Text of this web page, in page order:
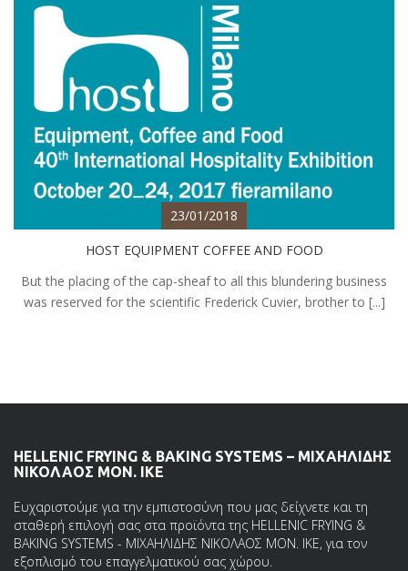
23/01/2018
HOST EQUIPMENT COFFEE AND FOOD
But the placing of the cap-sheaf to all this blundering business
was reserved for the scientific Frederick Cuvier, brother to [...]
HELLENIC FRYING & BAKING SYSTEMS – ΜΙΧΑΗΛΙΔΗΣ
ΝΙΚΟΛΑΟΣ ΜΟΝ. ΙΚΕ
Ευχαριστούμε για την εμπιστοσύνη που μας δείχνετε και τη
σταθερή επιλογή σας στα προϊόντα της HELLENIC FRYING &
BAKING SYSTEMS - ΜΙΧΑΗΛΙΔΗΣ ΝΙΚΟΛΑΟΣ ΜΟΝ. ΙΚΕ, για τον
εξοπλισμό του επαγγελματικού σας χώρου.